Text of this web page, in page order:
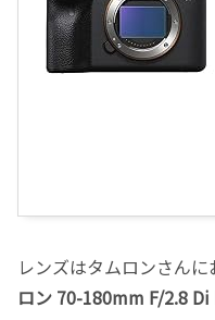
レンズはタムロンさん
ロン 70-180mm F/2.8 Di